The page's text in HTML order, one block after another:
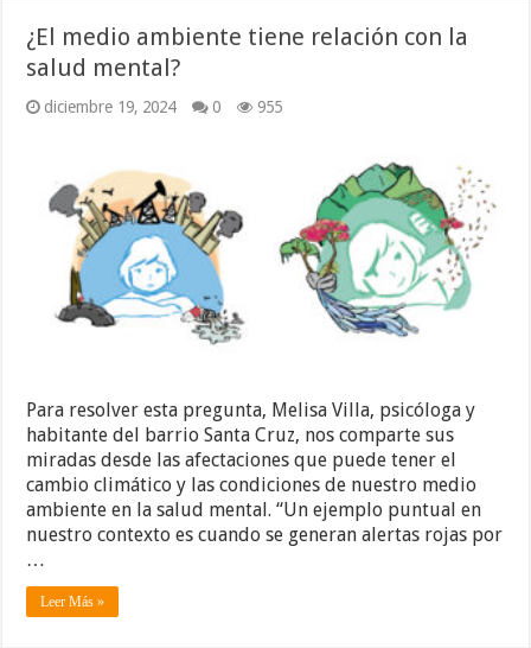
¿El medio ambiente tiene relación con la
salud mental?
diciembre 19, 2024 0 955
Para resolver esta pregunta, Melisa Villa, psicóloga y
habitante del barrio Santa Cruz, nos comparte sus
miradas desde las afectaciones que puede tener el
cambio climático y las condiciones de nuestro medio
ambiente en la salud mental. “Un ejemplo puntual en
nuestro contexto es cuando se generan alertas rojas por
…
Leer Más »